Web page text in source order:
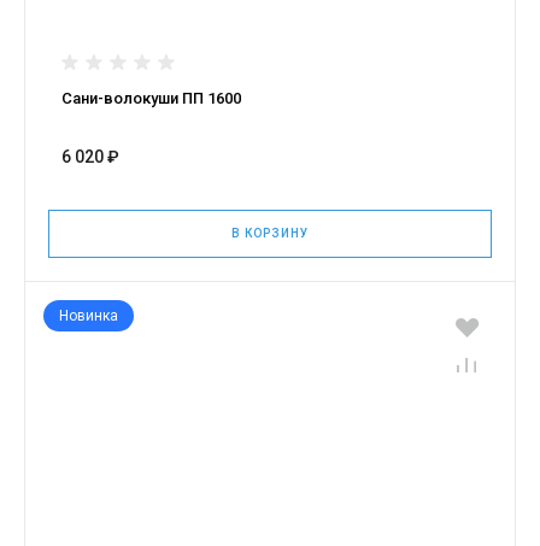
Сани-волокуши ПП 1600
6 020 ₽
В КОРЗИНУ
Новинка